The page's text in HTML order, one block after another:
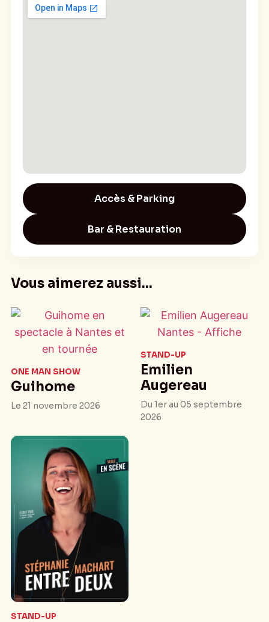
d’humour.
Accès & Parking
Bar & Restauration
Vous aimerez aussi...
ONE MAN SHOW
Guihome
Le 21 novembre 2026
STAND-UP
Emilien
Augereau
Du 1er au 05 septembre
2026
STAND-UP